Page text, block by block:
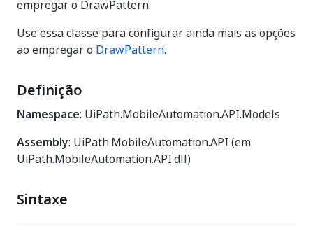
empregar o DrawPattern.
Use essa classe para configurar ainda mais as opções
ao empregar o DrawPattern.
Definição
Namespace: UiPath.MobileAutomation.API.Models
Assembly: UiPath.MobileAutomation.API (em
UiPath.MobileAutomation.API.dll)
Sintaxe